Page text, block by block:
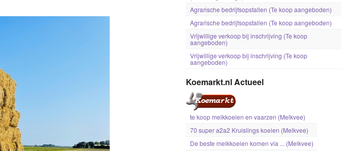
Agrarische bedrijfsopstallen (Te koop aangeboden)
Agrarische bedrijfsopstallen (Te koop aangeboden)
Vrijwillige verkoop bij inschrijving (Te koop
aangeboden)
Vrijwillige verkoop bij inschrijving (Te koop
aangeboden)
Koemarkt.nl Actueel
te koop melkkoeien en vaarzen (Melkvee)
70 super a2a2 Kruislings koeien (Melkvee)
De beste melkkoeien komen via ... (Melkvee)